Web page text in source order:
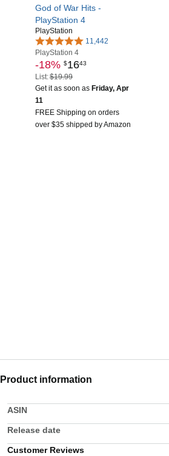
God of War Hits -
PlayStation 4
PlayStation
11,442
PlayStation 4
-18% $1643
List:$19.99
Get it as soon as Friday, Apr
11
FREE Shipping on orders
over $35 shipped by Amazon
Product information
ASIN
Release date
Customer Reviews